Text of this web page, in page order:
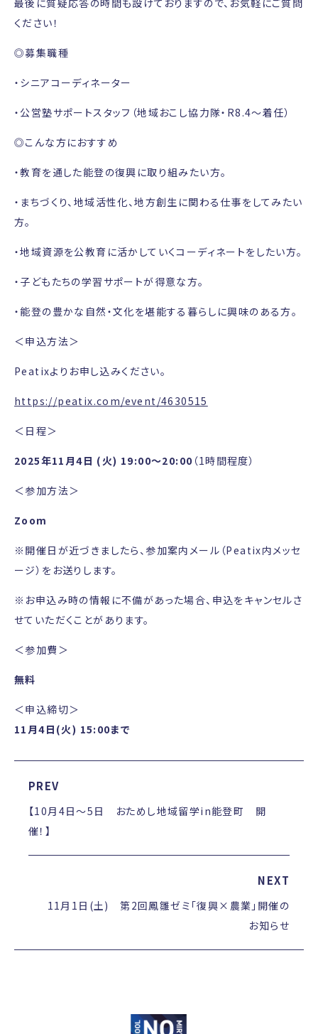
ください！
◎募集職種
・シニアコーディネーター
・公営塾サポートスタッフ（地域おこし協力隊・R8.4〜着任）
◎こんな方におすすめ
・教育を通した能登の復興に取り組みたい方。
・まちづくり、地域活性化、地方創生に関わる仕事をしてみたい
方。
・地域資源を公教育に活かしていくコーディネートをしたい方。
・子どもたちの学習サポートが得意な方。
・能登の豊かな自然・文化を堪能する暮らしに興味のある方。
＜申込方法＞
Peatixよりお申し込みください。
https://peatix.com/event/4630515
＜日程＞
2025年11月4日 (火) 19:00～20:00 （1時間程度）
＜参加方法＞
Zoom
※開催日が近づきましたら、参加案内メール（Peatix内メッセ
ージ）をお送りします。
※お申込み時の情報に不備があった場合、申込をキャンセルさ
せていただくことがあります。
＜参加費＞
無料
＜申込締切＞
11月4日(火) 15:00まで
PREV
【10月4日～5日 おためし地域留学in能登町 開
催！】
NEXT
11月1日(土) 第2回鳳雛ゼミ「復興×農業」開催の
お知らせ